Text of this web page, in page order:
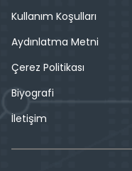
Kullanım Koşulları
Aydınlatma Metni
Çerez Politikası
Biyografi
İletişim